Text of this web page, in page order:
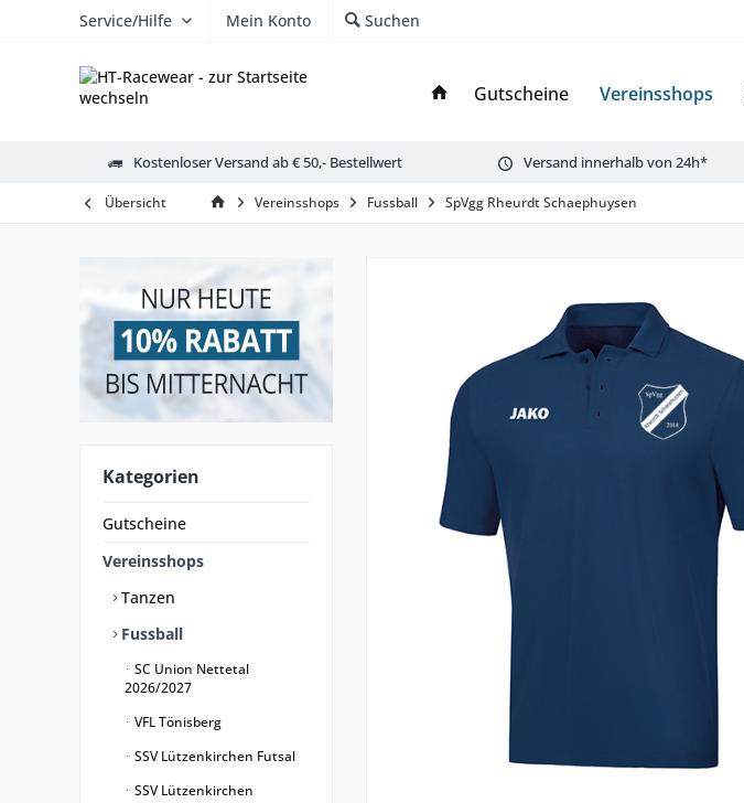
Service/Hilfe Mein Konto Suchen
Gutscheine Vereinsshops
Kostenloser Versand ab € 50,- Bestellwert Versand innerhalb von 24h*
Übersicht Vereinsshops Fussball SpVgg Rheurdt Schaephuysen
Kategorien
Gutscheine
Vereinsshops
Tanzen
Fussball
SC Union Nettetal
2026/2027
VFL Tönisberg
SSV Lützenkirchen Futsal
SSV Lützenkirchen